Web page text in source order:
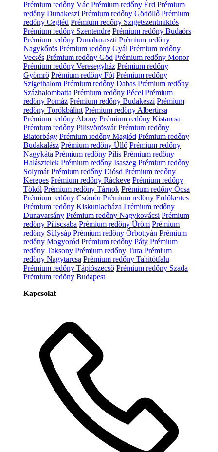
Prémium redőny Vác Prémium redőny Érd Prémium
redőny Dunakeszi Prémium redőny Gödöllő Prémium
redőny Cegléd Prémium redőny Szigetszentmiklós
Prémium redőny Szentendre Prémium redőny Budaörs
Prémium redőny Dunaharaszti Prémium redőny
Nagykőrös Prémium redőny Gyál Prémium redőny
Vecsés Prémium redőny Göd Prémium redőny Monor
Prémium redőny Veresegyház Prémium redőny
Gyömrő Prémium redőny Fót Prémium redőny
Szigethalom Prémium redőny Dabas Prémium redőny
Százhalombatta Prémium redőny Pécel Prémium
redőny Pomáz Prémium redőny Budakeszi Prémium
redőny Törökbálint Prémium redőny Albertirsa
Prémium redőny Abony Prémium redőny Kistarcsa
Prémium redőny Pilisvörösvár Prémium redőny
Biatorbágy Prémium redőny Maglód Prémium redőny
Budakalász Prémium redőny Üllő Prémium redőny
Nagykáta Prémium redőny Pilis Prémium redőny
Halásztelek Prémium redőny Isaszeg Prémium redőny
Solymár Prémium redőny Diósd Prémium redőny
Kerepes Prémium redőny Ráckeve Prémium redőny
Tököl Prémium redőny Tárnok Prémium redőny Ócsa
Prémium redőny Csömör Prémium redőny Erdőkertes
Prémium redőny Kiskunlacháza Prémium redőny
Dunavarsány Prémium redőny Nagykovácsi Prémium
redőny Piliscsaba Prémium redőny Üröm Prémium
redőny Sülysáp Prémium redőny Őrbottyán Prémium
redőny Mogyoród Prémium redőny Páty Prémium
redőny Taksony Prémium redőny Tura Prémium
redőny Nagytarcsa Prémium redőny Tahitótfalu
Prémium redőny Tápiószecső Prémium redőny Szada
Prémium redőny Budapest
Kapcsolat